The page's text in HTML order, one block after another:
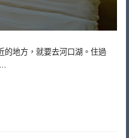
的地方，就要去河口湖。住過